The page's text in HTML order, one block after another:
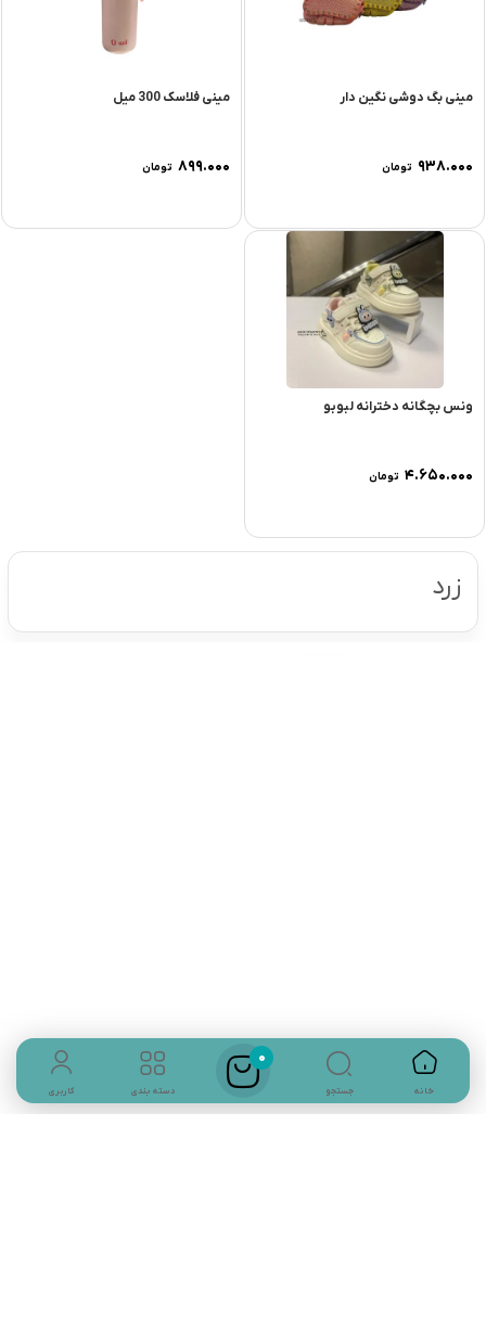
مینی بگ دوشی نگین دار
۹۳۸.۰۰۰ تومان
مینی فلاسک 300 میل
۸۹۹.۰۰۰ تومان
ونس بچگانه دخترانه لبوبو
۴.۶۵۰.۰۰۰ تومان
زرد
خانه جستجو
0
دسته بندی کاربری
تماس با ما
سوالات متداول